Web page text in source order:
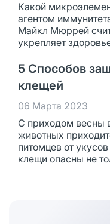
Какой
агентом
Майкл Мюррей
укрепляет
5 Способов
клещей
06 Марта 2023
С приходом весны
животных
питомцев от
клещи опасны не